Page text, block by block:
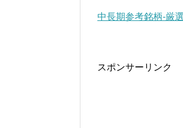
中長期参考銘柄-厳
スポンサーリンク